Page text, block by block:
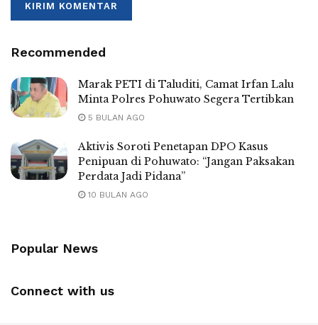
Recommended
Marak PETI di Taluditi, Camat Irfan Lalu
Minta Polres Pohuwato Segera Tertibkan
5 BULAN AGO
Aktivis Soroti Penetapan DPO Kasus
Penipuan di Pohuwato: “Jangan Paksakan
Perdata Jadi Pidana”
10 BULAN AGO
Popular News
Connect with us